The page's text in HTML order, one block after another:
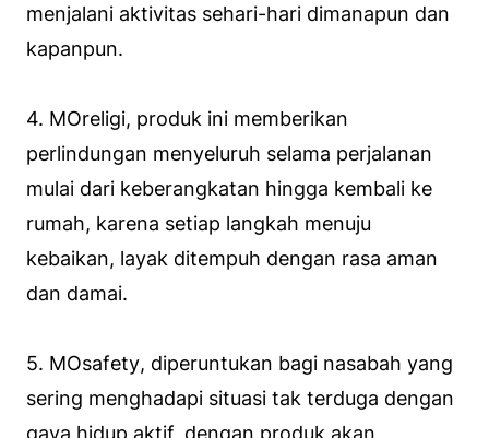
menjalani aktivitas sehari-hari dimanapun dan
kapanpun.
4. MOreligi, produk ini memberikan
perlindungan menyeluruh selama perjalanan
mulai dari keberangkatan hingga kembali ke
rumah, karena setiap langkah menuju
kebaikan, layak ditempuh dengan rasa aman
dan damai.
5. MOsafety, diperuntukan bagi nasabah yang
sering menghadapi situasi tak terduga dengan
gaya hidup aktif, dengan produk akan